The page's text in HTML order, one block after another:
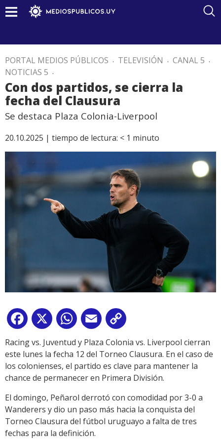
PORTAL MEDIOS PÚBLICOS . TELEVISIÓN . CANAL 5 .
NOTICIAS 5 .
Con dos partidos, se cierra la
fecha del Clausura
Se destaca Plaza Colonia-Liverpool
20.10.2025 | tiempo de lectura: < 1 minuto
Facebook
X WhatsApp
Email
Link
Racing vs. Juventud y Plaza Colonia vs. Liverpool cierran
este lunes la fecha 12 del Torneo Clausura. En el caso de
los colonienses, el partido es clave para mantener la
chance de permanecer en Primera División.
El domingo, Peñarol derrotó con comodidad por 3-0 a
Wanderers y dio un paso más hacia la conquista del
Torneo Clausura del fútbol uruguayo a falta de tres
fechas para la definición.